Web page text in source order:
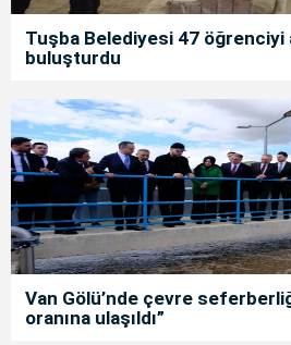
Tuşba Belediyesi 47
buluşturdu
Van Gölü’nde çevre
oranına ulaşıldı”